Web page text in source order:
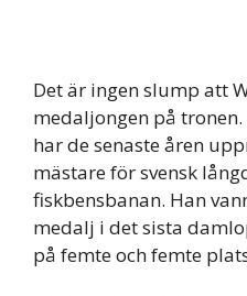
Det är ingen slump att
medaljongen på
har de senaste åren
mästare för svensk
fiskbensbanan. Han
medalj i det sista
på femte och femte